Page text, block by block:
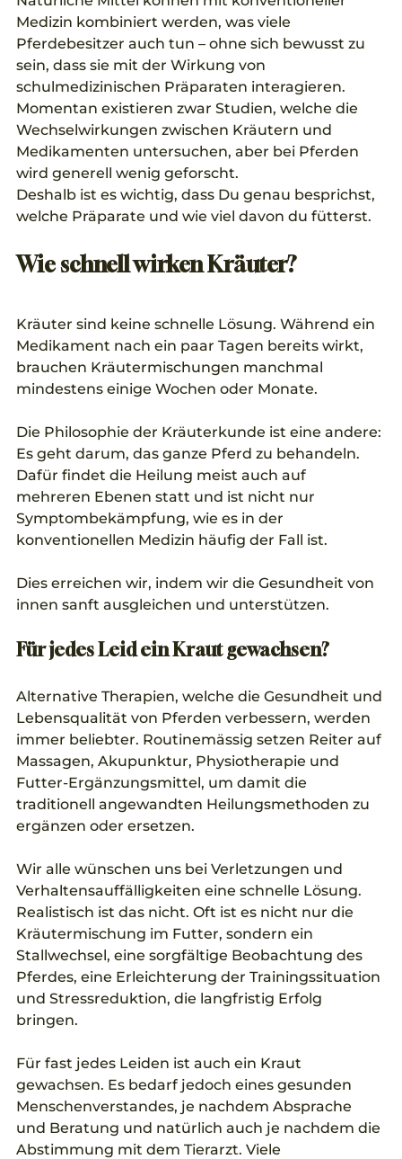
Medizin kombiniert werden, was viele
Pferdebesitzer auch tun – ohne sich bewusst zu
sein, dass sie mit der Wirkung von
schulmedizinischen Präparaten interagieren.
Momentan existieren zwar Studien, welche die
Wechselwirkungen zwischen Kräutern und
Medikamenten untersuchen, aber bei Pferden
wird generell wenig geforscht.
Deshalb ist es wichtig, dass Du genau besprichst,
welche Präparate und wie viel davon du fütterst.
Wie schnell wirken Kräuter?
Kräuter sind keine schnelle Lösung. Während ein
Medikament nach ein paar Tagen bereits wirkt,
brauchen Kräutermischungen manchmal
mindestens einige Wochen oder Monate.
Die Philosophie der Kräuterkunde ist eine andere:
Es geht darum, das ganze Pferd zu behandeln.
Dafür findet die Heilung meist auch auf
mehreren Ebenen statt und ist nicht nur
Symptombekämpfung, wie es in der
konventionellen Medizin häufig der Fall ist.
Dies erreichen wir, indem wir die Gesundheit von
innen sanft ausgleichen und unterstützen.
Für jedes Leid ein Kraut gewachsen?
Alternative Therapien, welche die Gesundheit und
Lebensqualität von Pferden verbessern, werden
immer beliebter. Routinemässig setzen Reiter auf
Massagen, Akupunktur, Physiotherapie und
Futter-Ergänzungsmittel, um damit die
traditionell angewandten Heilungsmethoden zu
ergänzen oder ersetzen.
Wir alle wünschen uns bei Verletzungen und
Verhaltensauffälligkeiten eine schnelle Lösung.
Realistisch ist das nicht. Oft ist es nicht nur die
Kräutermischung im Futter, sondern ein
Stallwechsel, eine sorgfältige Beobachtung des
Pferdes, eine Erleichterung der Trainingssituation
und Stressreduktion, die langfristig Erfolg
bringen.
Für fast jedes Leiden ist auch ein Kraut
gewachsen. Es bedarf jedoch eines gesunden
Menschenverstandes, je nachdem Absprache
und Beratung und natürlich auch je nachdem die
Abstimmung mit dem Tierarzt. Viele